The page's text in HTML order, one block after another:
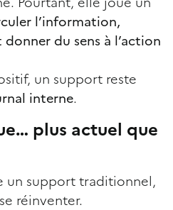
l’information,
du sens à l’action
un support reste
interne.
plus actuel que
un support traditionnel,
réinventer.